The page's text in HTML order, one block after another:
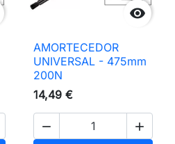

AMORTECEDOR
UNIVERSAL - 475mm
200N
14,49 €
 